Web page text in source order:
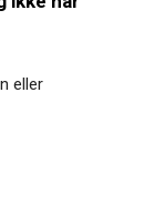
eller